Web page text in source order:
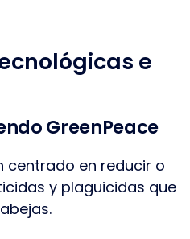
e
GreenPeace
centrado en reducir o
y plaguicidas que